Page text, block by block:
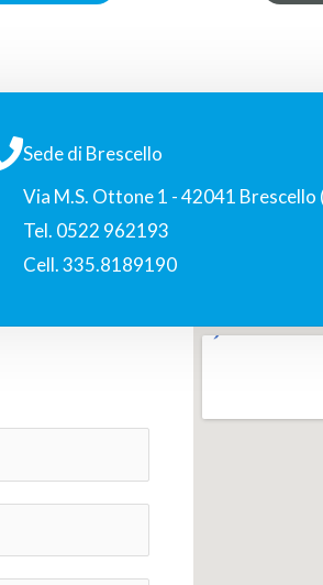
Sede di Brescello
Via M.S. Ottone 1 - 42041 Brescello
Tel. 0522 962193
Cell. 335.8189190